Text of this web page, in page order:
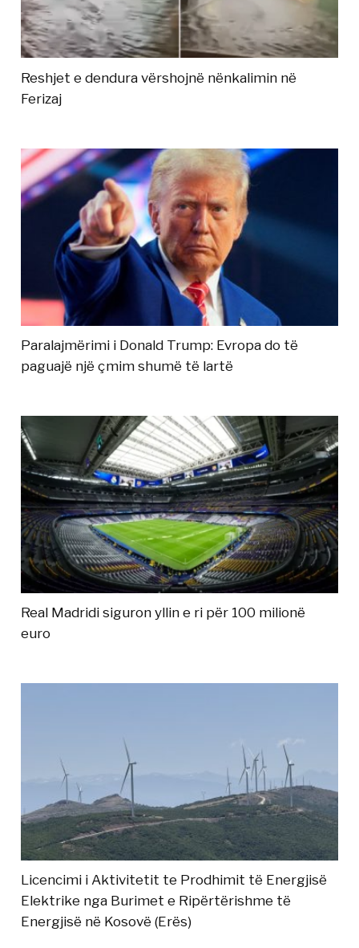
Reshjet e dendura vërshojnë nënkalimin në
Ferizaj
Paralajmërimi i Donald Trump: Evropa do të
paguajë një çmim shumë të lartë
Real Madridi siguron yllin e ri për 100 milionë
euro
Licencimi i Aktivitetit te Prodhimit të Energjisë
Elektrike nga Burimet e Ripërtërishme të
Energjisë në Kosovë (Erës)